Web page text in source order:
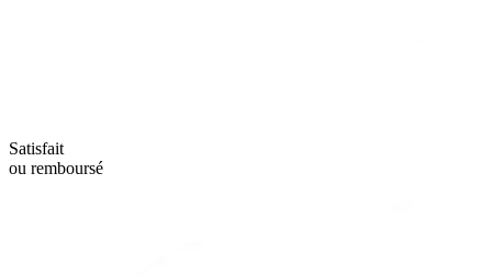
Satisfait
ou remboursé